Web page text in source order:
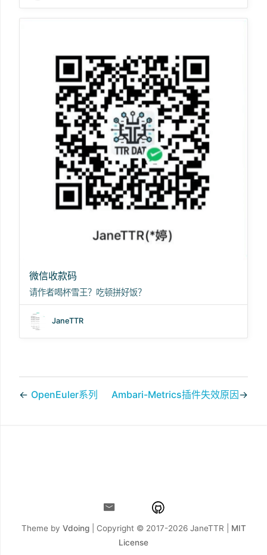
微信收款码
请作者喝杯雪王？吃顿拼好饭？
JaneTTR
← OpenEuler系列 Ambari-Metrics插件失效原因→
Theme by Vdoing| Copyright © 2017-2026 JaneTTR | MIT
License